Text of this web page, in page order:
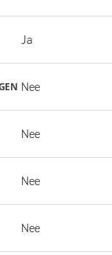
Ja
Nee
Nee
Nee
Nee